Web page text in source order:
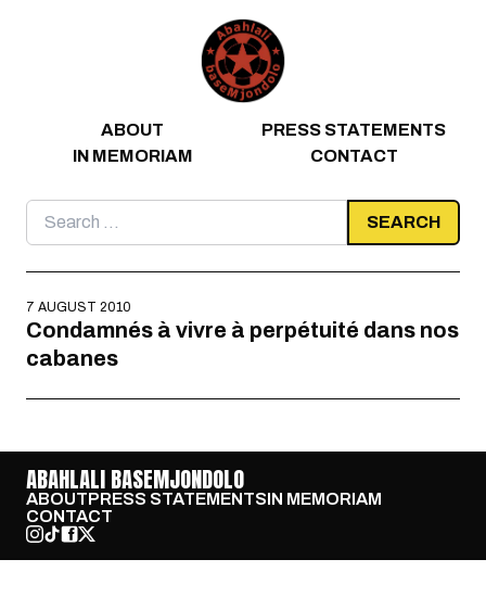
ABOUT
PRESS STATEMENTS
IN MEMORIAM
CONTACT
Search
for:
7 AUGUST 2010
Condamnés à vivre à perpétuité dans nos
cabanes
ABAHLALI BASEMJONDOLO
ABOUTPRESS STATEMENTSIN MEMORIAM
CONTACT